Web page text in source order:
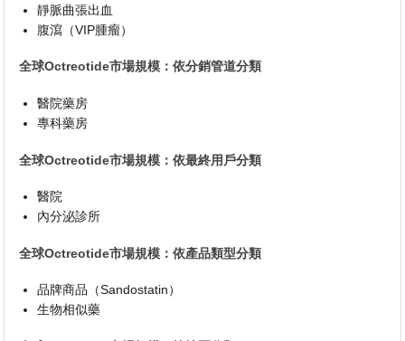
靜脈曲張出血
腹瀉（VIP腫瘤）
全球Octreotide市場規模：依分銷管道分類
醫院藥房
專科藥房
全球Octreotide市場規模：依最終用戶分類
醫院
內分泌診所
全球Octreotide市場規模：依產品類型分類
品牌商品（Sandostatin）
生物相似藥